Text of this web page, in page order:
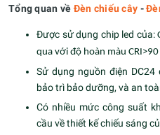
Tổng quan về Đèn chiếu cây -
Được sử dụng chip led của:
qua với độ hoàn màu CRI>90
Sử dụng nguồn điện
bảo trì bảo dưỡng, và an
Có nhiều mức công suất
cầu về thiết kế chiếu sáng